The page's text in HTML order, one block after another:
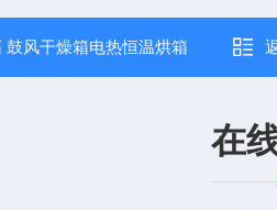
鼓风干燥箱电热恒温烘箱
在